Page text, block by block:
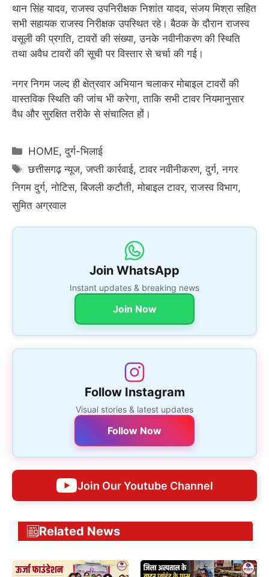
थान सिंह यादव, राजस्व उपनिरीक्षक निशांत यादव, संजय मिश्रा सहित
सभी सहायक राजस्व निरीक्षक उपस्थित रहे। बैठक के दौरान राजस्व
वसूली की प्रगति, टावरों की संख्या, उनके नवीनीकरण की स्थिति
तथा अवैध टावरों की सूची पर विस्तार से चर्चा की गई।
नगर निगम जल्द ही क्षेत्रवार अभियान चलाकर मोबाइल टावरों की
वास्तविक स्थिति की जांच भी करेगा, ताकि सभी टावर नियमानुसार
वैध और सुरक्षित तरीके से संचालित हों।
Categories
HOME,दुर्ग-भिलाई
Tags
छत्तीसगढ़ न्यूज,जप्ती कार्रवाई,टावर नवीनीकरण,दुर्ग,नगर
निगम दुर्ग,नोटिस,बिजली कटौती,मोबाइल टावर,राजस्व विभाग,
सुमित अग्रवाल
Join WhatsApp
Instant updates & breaking news
Join Now
Follow Instagram
Visual stories & latest updates
Follow Now
Join Our Youtube Channel
Related News